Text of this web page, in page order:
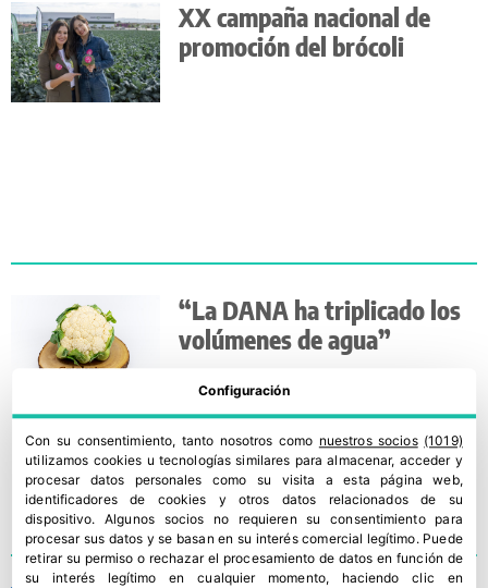
XX campaña nacional de
promoción del brócoli
“La DANA ha triplicado los
volúmenes de agua”
Configuración
Con su consentimiento, tanto nosotros como nuestros socios (1019)
utilizamos cookies u tecnologías similares para almacenar, acceder y
procesar datos personales como su visita a esta página web,
identificadores de cookies y otros datos relacionados de su
dispositivo. Algunos socios no requieren su consentimiento para
procesar sus datos y se basan en su interés comercial legítimo. Puede
retirar su permiso o rechazar el procesamiento de datos en función de
su interés legítimo en cualquier momento, haciendo clic en